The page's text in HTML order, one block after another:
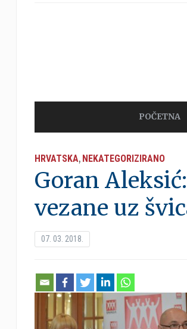
POČETNA
HRVATSKA, NEKATEGORIZIRANO
Goran
vezane uz
07. 03. 2018.